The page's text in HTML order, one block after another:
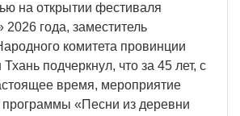
на открытии фестиваля
года, заместитель
комитета провинции
подчеркнул, что за 45 лет, с
время, мероприятие
программы «Песни из деревни